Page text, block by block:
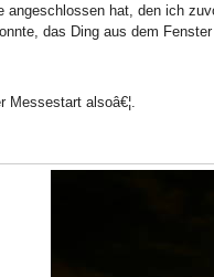
angeschlossen hat, den ich
das Ding aus dem Fenster
Messestart alsoâ€¦.